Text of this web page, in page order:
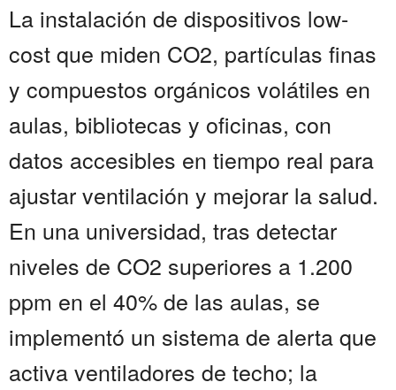
La instalación de dispositivos low-
cost que miden CO2, partículas finas
y compuestos orgánicos volátiles en
aulas, bibliotecas y oficinas, con
datos accesibles en tiempo real para
ajustar ventilación y mejorar la salud.
En una universidad, tras detectar
niveles de CO2 superiores a 1.200
ppm en el 40% de las aulas, se
implementó un sistema de alerta que
activa ventiladores de techo; la